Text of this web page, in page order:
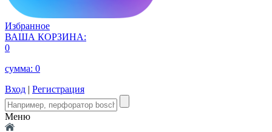
Избранное
ВАША КОРЗИНА:
0
сумма: 0
Вход | Регистрация
Меню